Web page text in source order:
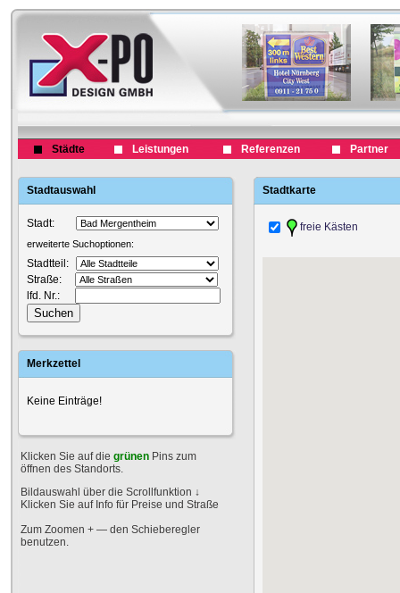
Städte Leistungen Referenzen Partner
Stadtauswahl
Stadt:
erweiterte Suchoptionen:
Stadtteil:
Straße:
lfd. Nr.:
Merkzettel
Keine Einträge!
Klicken Sie auf die grünen Pins zum
öffnen des Standorts.
Bildauswahl über die Scrollfunktion ↓
Klicken Sie auf Info für Preise und Straße
Zum Zoomen + — den Schieberegler
benutzen.
Stadtkarte
freie Kästen